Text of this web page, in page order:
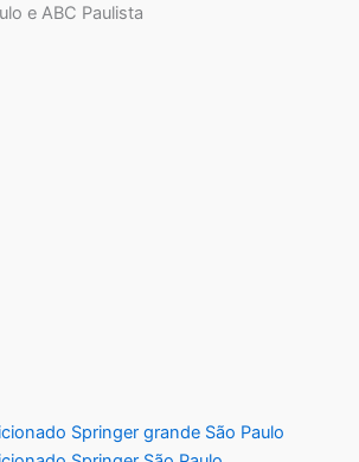
e ABC Paulista
Springer grande São Paulo